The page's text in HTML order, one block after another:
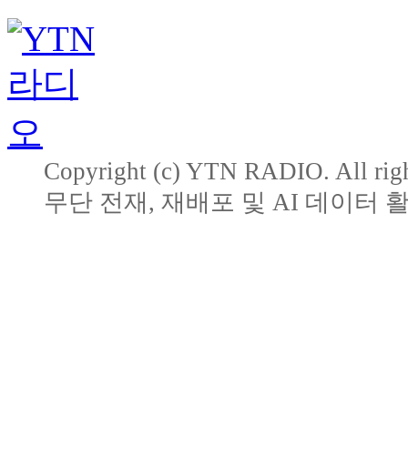
Copyright (c) YTN RADIO. All
무단 전재, 재배포 및 AI 데이터